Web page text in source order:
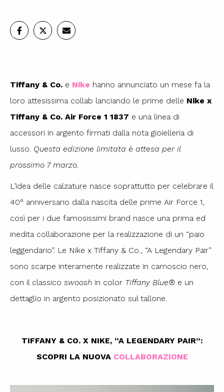
Tiffany & Co. e Nike hanno annunciato un mese fa la
loro attesissima collab lanciando le prime delle Nike x
Tiffany & Co. Air Force 1 1837 e una linea di
accessori in argento firmati dalla nota gioielleria di
lusso. Questa edizione limitata è attesa per il
prossimo 7 marzo.
L’idea delle calzature nasce soprattutto per celebrare il
40° anniversario dalla nascita delle prime Air Force 1,
così per i due famosissimi brand nasce una prima ed
inedita collaborazione per la realizzazione di un “paio
leggendario”. Le Nike x Tiffany & Co., “A Legendary Pair”
sono scarpe interamente realizzate in camoscio nero,
con il classico swoosh in color Tiffany Blue® e un
dettaglio in argento posizionato sul tallone.
TIFFANY & CO. X NIKE, “A LEGENDARY PAIR”:
SCOPRI LA NUOVA COLLABORAZIONE